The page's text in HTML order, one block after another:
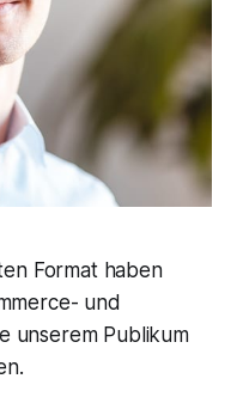
Format haben
und
unserem Publikum